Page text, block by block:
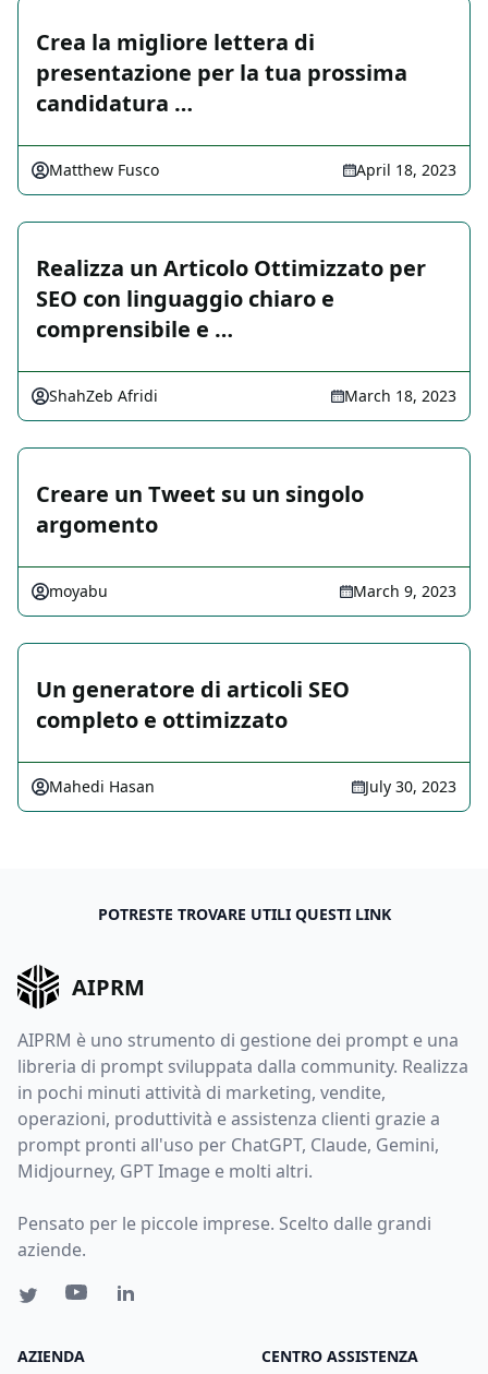
Crea la migliore lettera di
presentazione per la tua prossima
candidatura …
Matthew Fusco April 18, 2023
Realizza un Articolo Ottimizzato per
SEO con linguaggio chiaro e
comprensibile e …
ShahZeb Afridi March 18, 2023
Creare un Tweet su un singolo
argomento
moyabu March 9, 2023
Un generatore di articoli SEO
completo e ottimizzato
Mahedi Hasan July 30, 2023
POTRESTE TROVARE UTILI QUESTI LINK
AIPRM
AIPRM è uno strumento di gestione dei prompt e una
libreria di prompt sviluppata dalla community. Realizza
in pochi minuti attività di marketing, vendite,
operazioni, produttività e assistenza clienti grazie a
prompt pronti all'uso per ChatGPT, Claude, Gemini,
Midjourney, GPT Image e molti altri.
Pensato per le piccole imprese. Scelto dalle grandi
aziende.
AZIENDA CENTRO ASSISTENZA